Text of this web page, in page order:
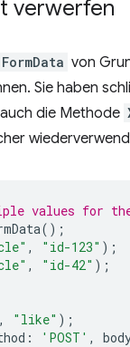
verwerfen
FormData von
Sie haben
die Methode
values for the
();
, "id-123" );
, "id-42" );
, "like" );
: 'POST' ,